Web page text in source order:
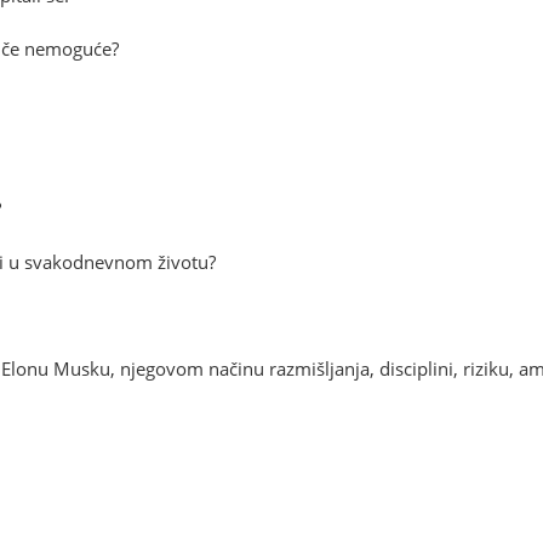
nemoguće?
svakodnevnom životu?
Musku, njegovom načinu razmišljanja, disciplini, riziku,